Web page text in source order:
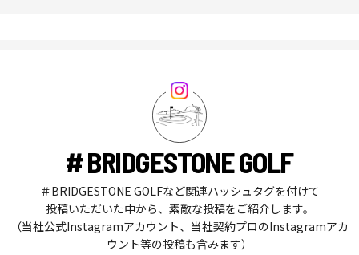
# BRIDGESTONE GOLF
＃BRIDGESTONE GOLFなど関連ハッシュタグを付けて
投稿いただいた中から、素敵な投稿をご紹介します。
（当社公式Instagramアカウント、当社契約プロのInstagramアカ
ウント等の投稿も含みます）